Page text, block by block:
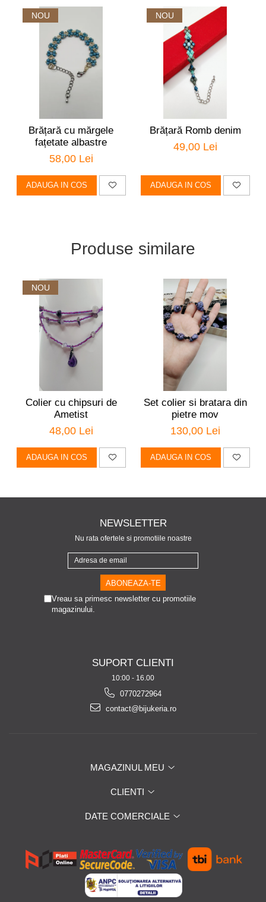
NOU
Brățară cu mărgele
fațetate albastre
58,00 Lei
ADAUGA IN COS
NOU
Brățară Romb denim
49,00 Lei
ADAUGA IN COS
Produse similare
NOU
Colier cu chipsuri de
Ametist
48,00 Lei
ADAUGA IN COS
Set colier si bratara din
pietre mov
130,00 Lei
ADAUGA IN COS
NEWSLETTER
Nu rata ofertele si promotiile noastre
Vreau sa primesc newsletter cu promotiile
magazinului.
SUPORT CLIENTI
10:00 - 16.00
0770272964
contact@bijukeria.ro
MAGAZINUL MEU
CLIENTI
DATE COMERCIALE